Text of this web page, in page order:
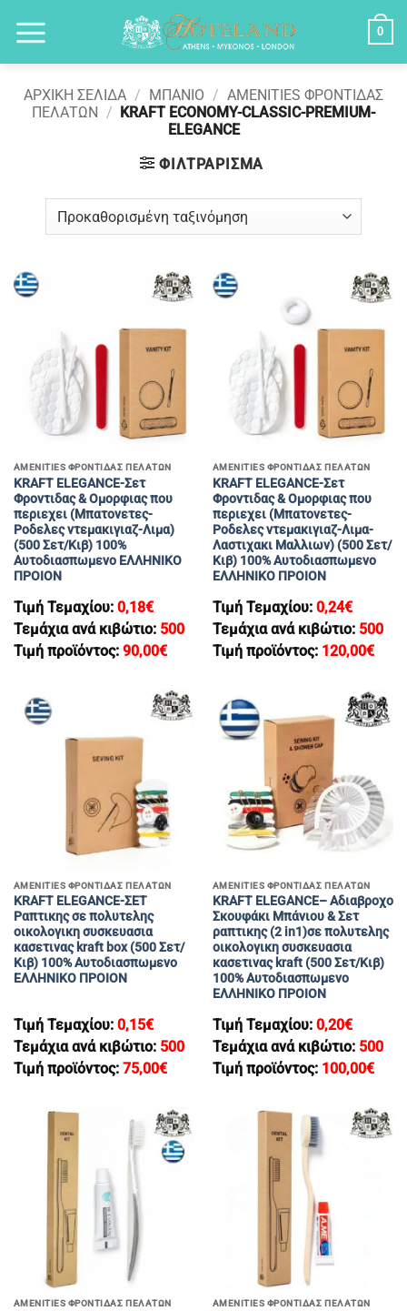
στο
0
ΑΡΧΙΚΉ ΣΕΛΊΔΑ / ΜΠΑΝΙΟ / AMENITIES ΦΡΟΝΤΙΔΑΣ
ΠΕΛΑΤΩΝ / KRAFT ECONOMY-CLASSIC-PREMIUM-
ELEGANCE
ΦΙΛΤΡΆΡΙΣΜΑ
AMENITIES ΦΡΟΝΤΙΔΑΣ ΠΕΛΑΤΩΝ
KRAFT ELEGANCE-Σετ
Φροντιδας & Ομορφιας που
περιεχει (Μπατονετες-
Ροδελες ντεμακιγιαζ-Λιμα)
(500 Σετ/Κιβ) 100%
Αυτοδιασπωμενο ΕΛΛΗΝΙΚΟ
ΠΡΟΙΟΝ
Τιμή Τεμαχίου: 0,18€
Τεμάχια ανά κιβώτιο: 500
Τιμή προϊόντος: 90,00€
AMENITIES ΦΡΟΝΤΙΔΑΣ ΠΕΛΑΤΩΝ
KRAFT ELEGANCE-Σετ
Φροντιδας & Ομορφιας που
περιεχει (Μπατονετες-
Ροδελες ντεμακιγιαζ-Λιμα-
Λαστιχακι Μαλλιων) (500 Σετ/
Κιβ) 100% Αυτοδιασπωμενο
ΕΛΛΗΝΙΚΟ ΠΡΟΙΟΝ
Τιμή Τεμαχίου: 0,24€
Τεμάχια ανά κιβώτιο: 500
Τιμή προϊόντος: 120,00€
AMENITIES ΦΡΟΝΤΙΔΑΣ ΠΕΛΑΤΩΝ
KRAFT ELEGANCE-ΣΕΤ
Ραπτικης σε πολυτελης
οικολογικη συσκευασια
κασετινας kraft box (500 Σετ/
Κιβ) 100% Αυτοδιασπωμενο
ΕΛΛΗΝΙΚΟ ΠΡΟΙΟΝ
Τιμή Τεμαχίου: 0,15€
Τεμάχια ανά κιβώτιο: 500
Τιμή προϊόντος: 75,00€
AMENITIES ΦΡΟΝΤΙΔΑΣ ΠΕΛΑΤΩΝ
KRAFT ELEGANCE– Αδιαβροχο
Σκουφάκι Μπάνιου & Σετ
ραπτικης (2 in1)σε πολυτελης
οικολογικη συσκευασια
κασετινας kraft (500 Σετ/Κιβ)
100% Αυτοδιασπωμενο
ΕΛΛΗΝΙΚΟ ΠΡΟΙΟΝ
Τιμή Τεμαχίου: 0,20€
Τεμάχια ανά κιβώτιο: 500
Τιμή προϊόντος: 100,00€
AMENITIES ΦΡΟΝΤΙΔΑΣ ΠΕΛΑΤΩΝ AMENITIES ΦΡΟΝΤΙΔΑΣ ΠΕΛΑΤΩΝ